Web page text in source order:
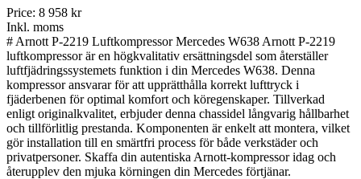
Price: 8 958 kr
Inkl. moms
# Arnott P-2219 Luftkompressor Mercedes W638 Arnott P-2219
luftkompressor är en högkvalitativ ersättningsdel som återställer
luftfjädringssystemets funktion i din Mercedes W638. Denna
kompressor ansvarar för att upprätthålla korrekt lufttryck i
fjäderbenen för optimal komfort och köregenskaper. Tillverkad
enligt originalkvalitet, erbjuder denna chassidel långvarig hållbarhet
och tillförlitlig prestanda. Komponenten är enkelt att montera, vilket
gör installation till en smärtfri process för både verkstäder och
privatpersoner. Skaffa din autentiska Arnott-kompressor idag och
återupplev den mjuka körningen din Mercedes förtjänar.